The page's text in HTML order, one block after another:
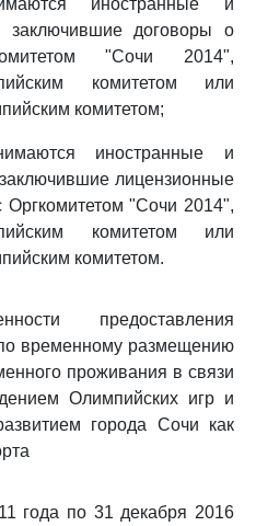
иностранные и
заключившие договоры о
"Сочи 2014",
комитетом или
комитетом;
иностранные и
лицензионные
"Сочи 2014",
комитетом или
комитетом.
предоставления
по временному размещению
проживания в связи
Олимпийских игр и
города Сочи как
года по 31 декабря 2016